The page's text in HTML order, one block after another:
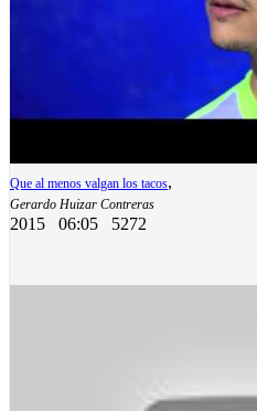
Que al menos valgan los tacos,
Gerardo Huizar Contreras
2015 06:05 5272